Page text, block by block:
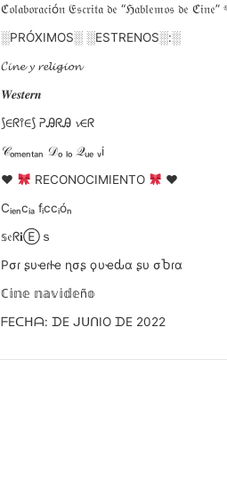
ℭ𝔬𝔩𝔞𝔟𝔬𝔯𝔞𝔠𝔦ó𝔫 𝔈𝔰𝔠𝔯𝔦𝔱𝔞 𝔡𝔢 “ℌ𝔞𝔟𝔩𝔢𝔪𝔬𝔰 𝔡𝔢
░PRÓXIMOS░ ░ESTRENOS░:░
𝓒𝓲𝓷𝓮 𝔂 𝓻𝓮𝓵𝓲𝓰𝓲𝓸𝓷
𝑾𝒆𝒔𝒕𝒆𝒓𝒏
⟆∈ᖇ⫯∈⟆ ᕈᎯᖇᎯ 𝓿∈ᖇ
𝒞ₒₘₑₙₜₐₙ 𝒟ₒ ₗₒ 𝒬ᵤₑ ᵥi
♥ RECONOCIMIENTO ♥
Cᵢₑₙcᵢₐ fᵢccᵢóₙ
𝕤𝔢ᖇ𝐢Ⓔｓ
Pσɾ ʂυҽɾƚҽ ɳσʂ ϙυҽԃα ʂυ σႦɾα
ℂ𝕚𝕟𝕖 𝕟𝕒𝕧𝕚𝕕𝕖ñ𝕠
ᖴEᑕᕼᗩ: ᗪE ᒍᑌᑎIO ᗪE 2022